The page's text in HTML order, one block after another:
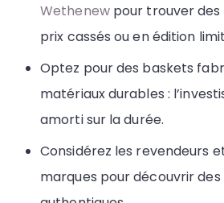
Wethenewpour trouver des
prix cassés ou en édition
Optez pour des baskets
matériaux durables :
amorti sur la durée.
Considérez les revendeurs
marques pour découvrir